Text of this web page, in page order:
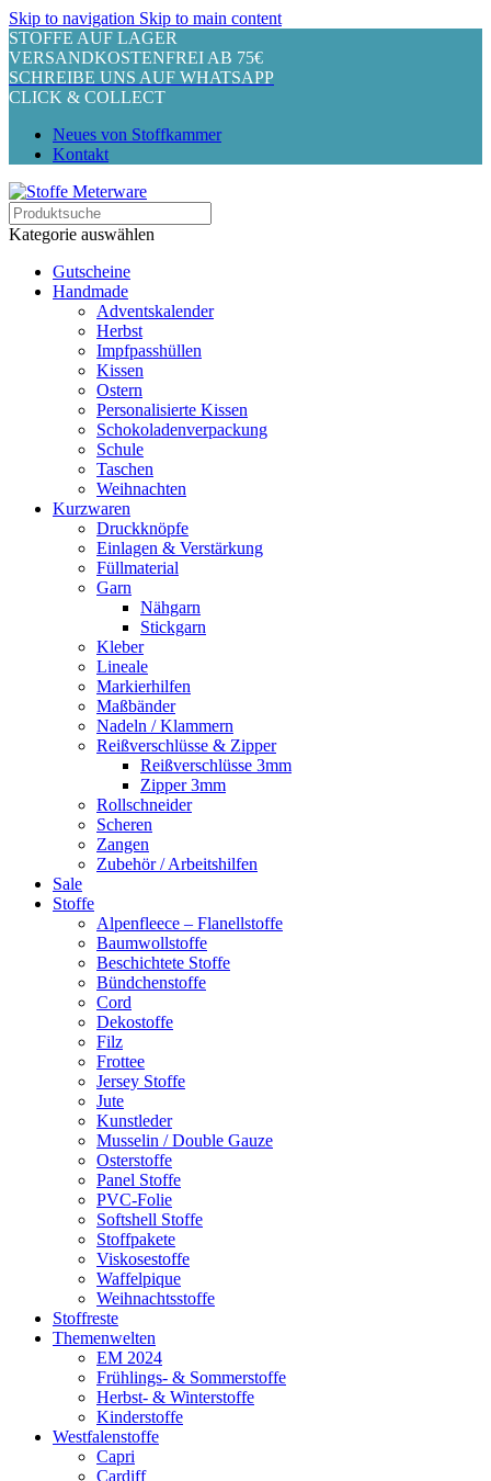
Skip to navigation Skip to main content
STOFFE AUF LAGER
VERSANDKOSTENFREI AB 75€
SCHREIBE UNS AUF WHATSAPP
CLICK & COLLECT
Neues von Stoffkammer
Kontakt
Kategorie auswählen
Gutscheine
Handmade
Adventskalender
Herbst
Impfpasshüllen
Kissen
Ostern
Personalisierte Kissen
Schokoladenverpackung
Schule
Taschen
Weihnachten
Kurzwaren
Druckknöpfe
Einlagen & Verstärkung
Füllmaterial
Garn
Nähgarn
Stickgarn
Kleber
Lineale
Markierhilfen
Maßbänder
Nadeln / Klammern
Reißverschlüsse & Zipper
Reißverschlüsse 3mm
Zipper 3mm
Rollschneider
Scheren
Zangen
Zubehör / Arbeitshilfen
Sale
Stoffe
Alpenfleece – Flanellstoffe
Baumwollstoffe
Beschichtete Stoffe
Bündchenstoffe
Cord
Dekostoffe
Filz
Frottee
Jersey Stoffe
Jute
Kunstleder
Musselin / Double Gauze
Osterstoffe
Panel Stoffe
PVC-Folie
Softshell Stoffe
Stoffpakete
Viskosestoffe
Waffelpique
Weihnachtsstoffe
Stoffreste
Themenwelten
EM 2024
Frühlings- & Sommerstoffe
Herbst- & Winterstoffe
Kinderstoffe
Westfalenstoffe
Capri
Cardiff